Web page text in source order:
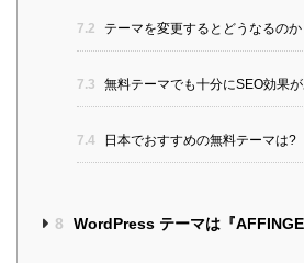
7.2 テーマを変更するとどうなるのか
7.3 無料テーマでも十分にSEO効果
7.4 日本でおすすめの無料テーマは?
8 WordPress テーマは『